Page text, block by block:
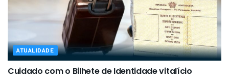
ATUALIDADE
Cuidado com o Bilhete de Identidade vitalício